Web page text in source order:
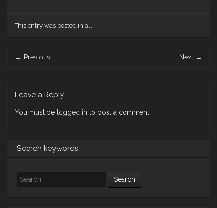
This entry was posted in all.
navigation
← Previous Next →
Leave a Reply
You must be logged in to post a comment.
Search keywords
Search